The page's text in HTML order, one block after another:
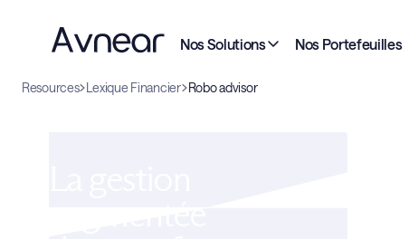
Nos Solutions Nos Portefeuilles
Resources Lexique Financier Robo advisor